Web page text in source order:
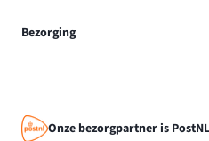
Bezorging
Onze bezorgpartner is PostNL